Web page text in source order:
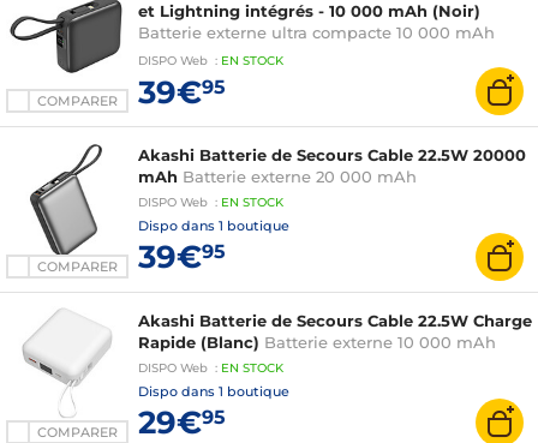
COMPARER
et Lightning intégrés - 10 000 mAh (Noir)
Batterie externe ultra compacte 10 000 mAh
avec câbles USB-C et Lightning intégrés
DISPO Web : EN STOCK
39€95
COMPARER
Akashi Batterie de Secours Cable 22.5W 20000
mAh Batterie externe 20 000 mAh
DISPO Web : EN STOCK
Dispo dans 1 boutique
39€95
COMPARER
Akashi Batterie de Secours Cable 22.5W Charge
Rapide (Blanc) Batterie externe 10 000 mAh
DISPO Web : EN STOCK
Dispo dans 1 boutique
29€95